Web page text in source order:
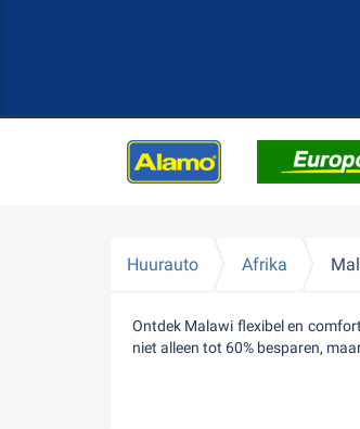
Huurauto Afrika
Ontdek Malawi flexibel en
niet alleen tot 60% besparen,